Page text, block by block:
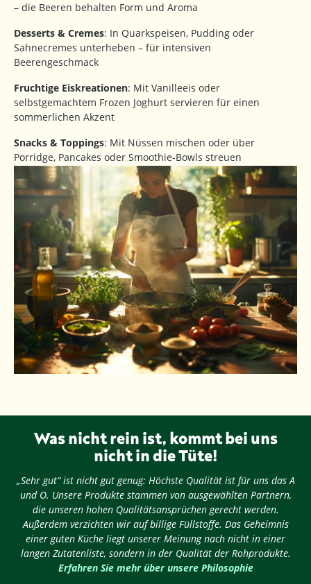
– die Beeren behalten Form und Aroma
Desserts & Cremes: In Quarkspeisen, Pudding oder
Sahnecremes unterheben – für intensiven
Beerengeschmack
Fruchtige Eiskreationen: Mit Vanilleeis oder
selbstgemachtem Frozen Joghurt servieren für einen
sommerlichen Akzent
Snacks & Toppings: Mit Nüssen mischen oder über
Porridge, Pancakes oder Smoothie-Bowls streuen
Was nicht rein ist, kommt bei uns
nicht in die Tüte!
„Sehr gut“ ist nicht gut genug: Höchste Qualität ist für uns das A
und O. Unsere Produkte stammen von ausgewählten Partnern,
die unseren hohen Qualitätsansprüchen gerecht werden.
Außerdem verzichten wir auf billige Füllstoffe. Das Geheimnis
einer guten Küche liegt unserer Meinung nach nicht in einer
langen Zutatenliste, sondern in der Qualität der Rohprodukte.
Erfahren Sie mehr über unsere Philosophie